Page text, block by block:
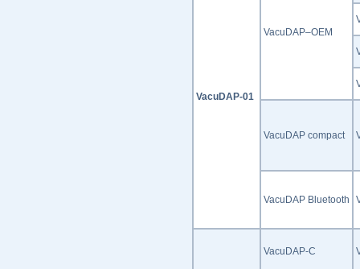
VacuDAP-01
VacuDAP–OEM
VacuDAP compact
VacuDAP Bluetooth
VacuDAP-С